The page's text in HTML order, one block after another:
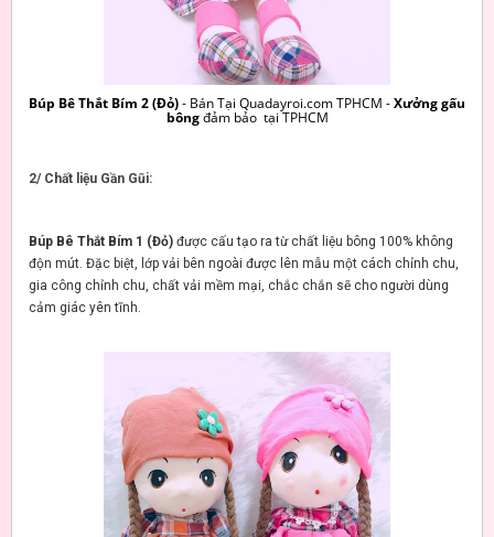
Búp Bê Thắt Bím 2 (Đỏ)- Bán Tại Quadayroi.com TPHCM -Xưởng gấu
bôngđảm bảo tại TPHCM
2/ Chất liệu Gần Gũi:
Búp Bê Thắt Bím 1 (Đỏ) được cấu tạo ra từ chất liệu bông 100% không
độn mút. Đặc biệt, lớp vải bên ngoài được lên mẫu một cách chỉnh chu,
gia công chỉnh chu, chất vải mềm mại, chắc chắn sẽ cho người dùng
cảm giác yên tĩnh.